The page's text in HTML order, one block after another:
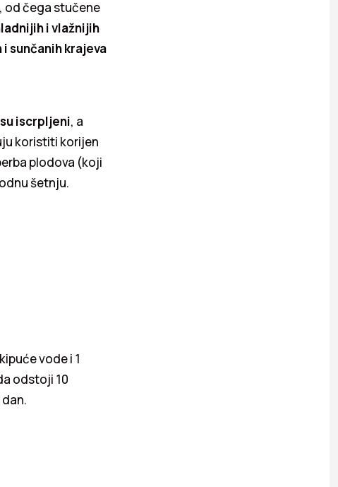
od čega stučene
i vlažnijih
sunčanih krajeva
iscrpljeni, a
koristiti korijen
plodova (koji
šetnju.
vode i 1
odstoji 10